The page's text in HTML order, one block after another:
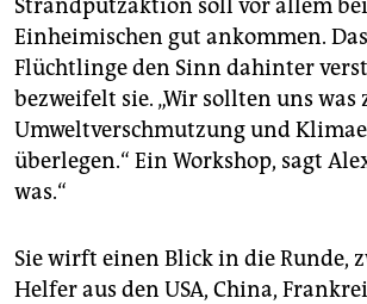
Strandputzaktion soll vor allem
Einheimischen gut ankommen.
Flüchtlinge den Sinn dahinter
bezweifelt sie. „Wir sollten uns was
Umweltverschmutzung und
überlegen.“ Ein Workshop, sagt
was.“
Sie wirft einen Blick in die Runde,
Helfer aus den USA, China,